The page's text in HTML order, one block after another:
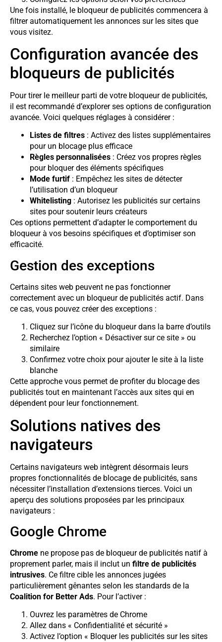
Une fois installé, le bloqueur de publicités commencera à
filtrer automatiquement les annonces sur les sites que
vous visitez.
Configuration avancée des
bloqueurs de publicités
Pour tirer le meilleur parti de votre bloqueur de publicités,
il est recommandé d’explorer ses options de configuration
avancée. Voici quelques réglages à considérer :
Listes de filtres : Activez des listes supplémentaires
pour un blocage plus efficace
Règles personnalisées : Créez vos propres règles
pour bloquer des éléments spécifiques
Mode furtif : Empêchez les sites de détecter
l’utilisation d’un bloqueur
Whitelisting : Autorisez les publicités sur certains
sites pour soutenir leurs créateurs
Ces options permettent d’adapter le comportement du
bloqueur à vos besoins spécifiques et d’optimiser son
efficacité.
Gestion des exceptions
Certains sites web peuvent ne pas fonctionner
correctement avec un bloqueur de publicités actif. Dans
ce cas, vous pouvez créer des exceptions :
Cliquez sur l’icône du bloqueur dans la barre d’outils
Recherchez l’option « Désactiver sur ce site » ou
similaire
Confirmez votre choix pour ajouter le site à la liste
blanche
Cette approche vous permet de profiter du blocage des
publicités tout en maintenant l’accès aux sites qui en
dépendent pour leur fonctionnement.
Solutions natives des
navigateurs
Certains navigateurs web intègrent désormais leurs
propres fonctionnalités de blocage de publicités, sans
nécessiter l’installation d’extensions tierces. Voici un
aperçu des solutions proposées par les principaux
navigateurs :
Google Chrome
Chrome ne propose pas de bloqueur de publicités natif à
proprement parler, mais il inclut un filtre de publicités
intrusives. Ce filtre cible les annonces jugées
particulièrement gênantes selon les standards de la
Coalition for Better Ads. Pour l’activer :
Ouvrez les paramètres de Chrome
Allez dans « Confidentialité et sécurité »
Activez l’option « Bloquer les publicités sur les sites